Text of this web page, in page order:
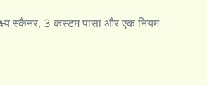
स्कैनर, 3 कस्टम पासा और एक नियम